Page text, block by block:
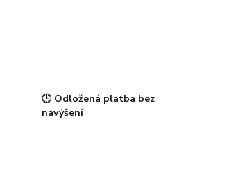
🕒 Odložená platba bez
navýšení